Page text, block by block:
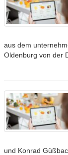
aus dem
Oldenburg von der
und Konrad